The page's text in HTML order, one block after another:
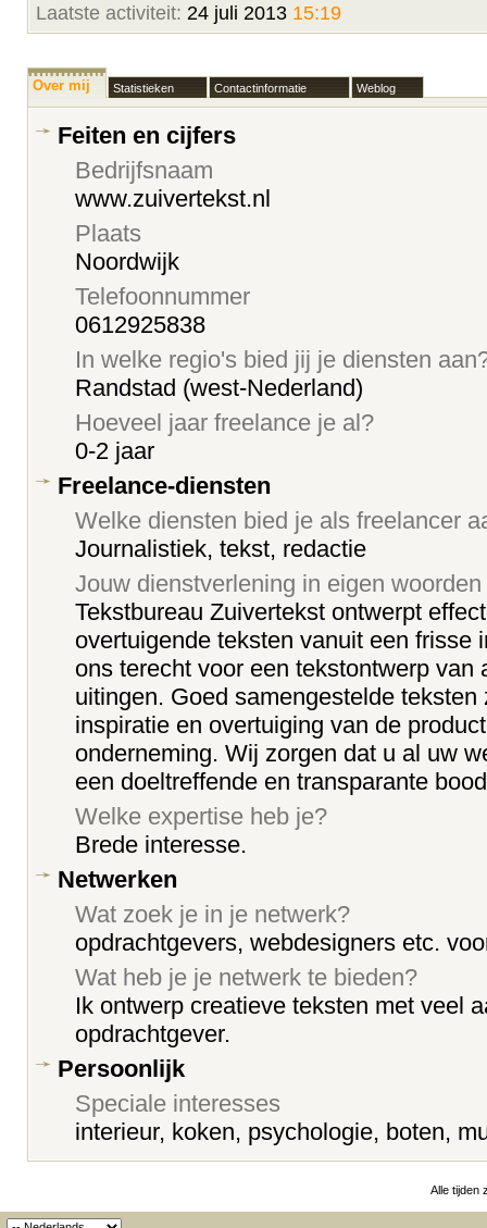
Laatste activiteit: 24 juli 2013 15:19
Over mij Statistieken Contactinformatie Weblog
Feiten en cijfers
Bedrijfsnaam
www.zuivertekst.nl
Plaats
Noordwijk
Telefoonnummer
0612925838
In welke regio's bied jij je diensten
Randstad (west-Nederland)
Hoeveel jaar freelance je al?
0-2 jaar
Freelance-diensten
Welke diensten bied je als freelancer
Journalistiek, tekst, redactie
Jouw dienstverlening in eigen woorden
Tekstbureau Zuivertekst ontwerpt
overtuigende teksten vanuit een frisse
ons terecht voor een tekstontwerp van
uitingen. Goed samengestelde teksten
inspiratie en overtuiging van de
onderneming. Wij zorgen dat u al uw
een doeltreffende en transparante
Welke expertise heb je?
Brede interesse.
Netwerken
Wat zoek je in je netwerk?
opdrachtgevers, webdesigners etc.
Wat heb je je netwerk te bieden?
Ik ontwerp creatieve teksten met veel
opdrachtgever.
Persoonlijk
Speciale interesses
interieur, koken, psychologie, boten,
Alle tijden